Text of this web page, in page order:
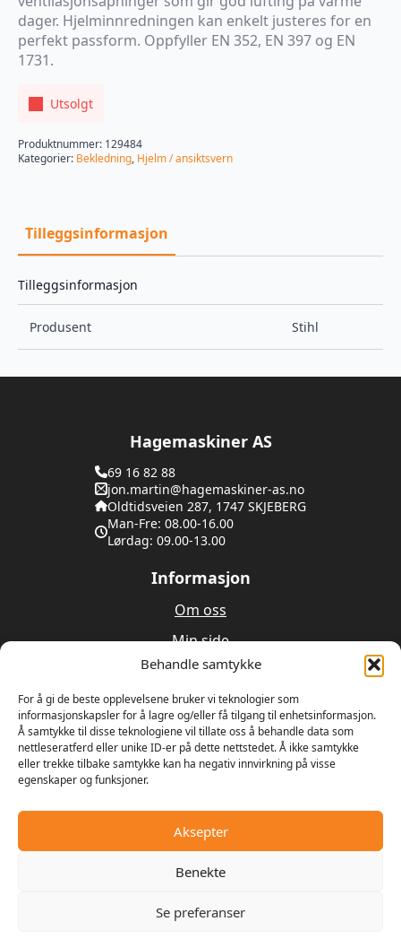
Behandle samtykke
For å gi de beste opplevelsene bruker vi teknologier som
informasjonskapsler for å lagre og/eller få tilgang til enhetsinformasjon.
Å samtykke til disse teknologiene vil tillate oss å behandle data som
nettleseratferd eller unike ID-er på dette nettstedet. Å ikke samtykke
eller trekke tilbake samtykke kan ha negativ innvirkning på visse
egenskaper og funksjoner.
Aksepter
Benekte
Se preferanser
dager. Hjelminnredningen kan enkelt justeres for en
perfekt passform. Oppfyller EN 352, EN 397 og EN
1731.
Utsolgt
Produktnummer: 129484
Kategorier: Bekledning, Hjelm / ansiktsvern
Tilleggsinformasjon
Tilleggsinformasjon
Produsent Stihl
Hagemaskiner AS
69 16 82 88
jon.martin@hagemaskiner-as.no
Oldtidsveien 287, 1747 SKJEBERG
Man-Fre: 08.00-16.00
Lørdag: 09.00-13.00
Informasjon
Om oss
Min side
Utleie
Verksted
Om oss
Våren 1989 bestemte Ulrik Olseng og Dagfinn
av motorsager og gressklippere. Bedriften fikk
navnet Hagemaskiner AS, og lokalene var den gamle
© 2025 - Digipos AS